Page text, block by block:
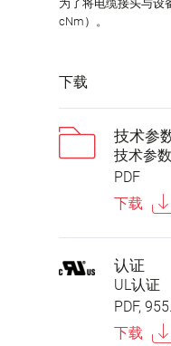
为了将电缆接头与设
cNm）。
下载
技术参
技术参
PDF
下载
认证
UL认证
PDF,
下载